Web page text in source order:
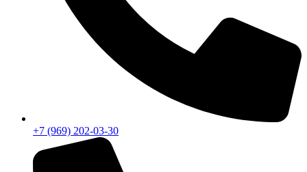
+7 (969) 202-03-30